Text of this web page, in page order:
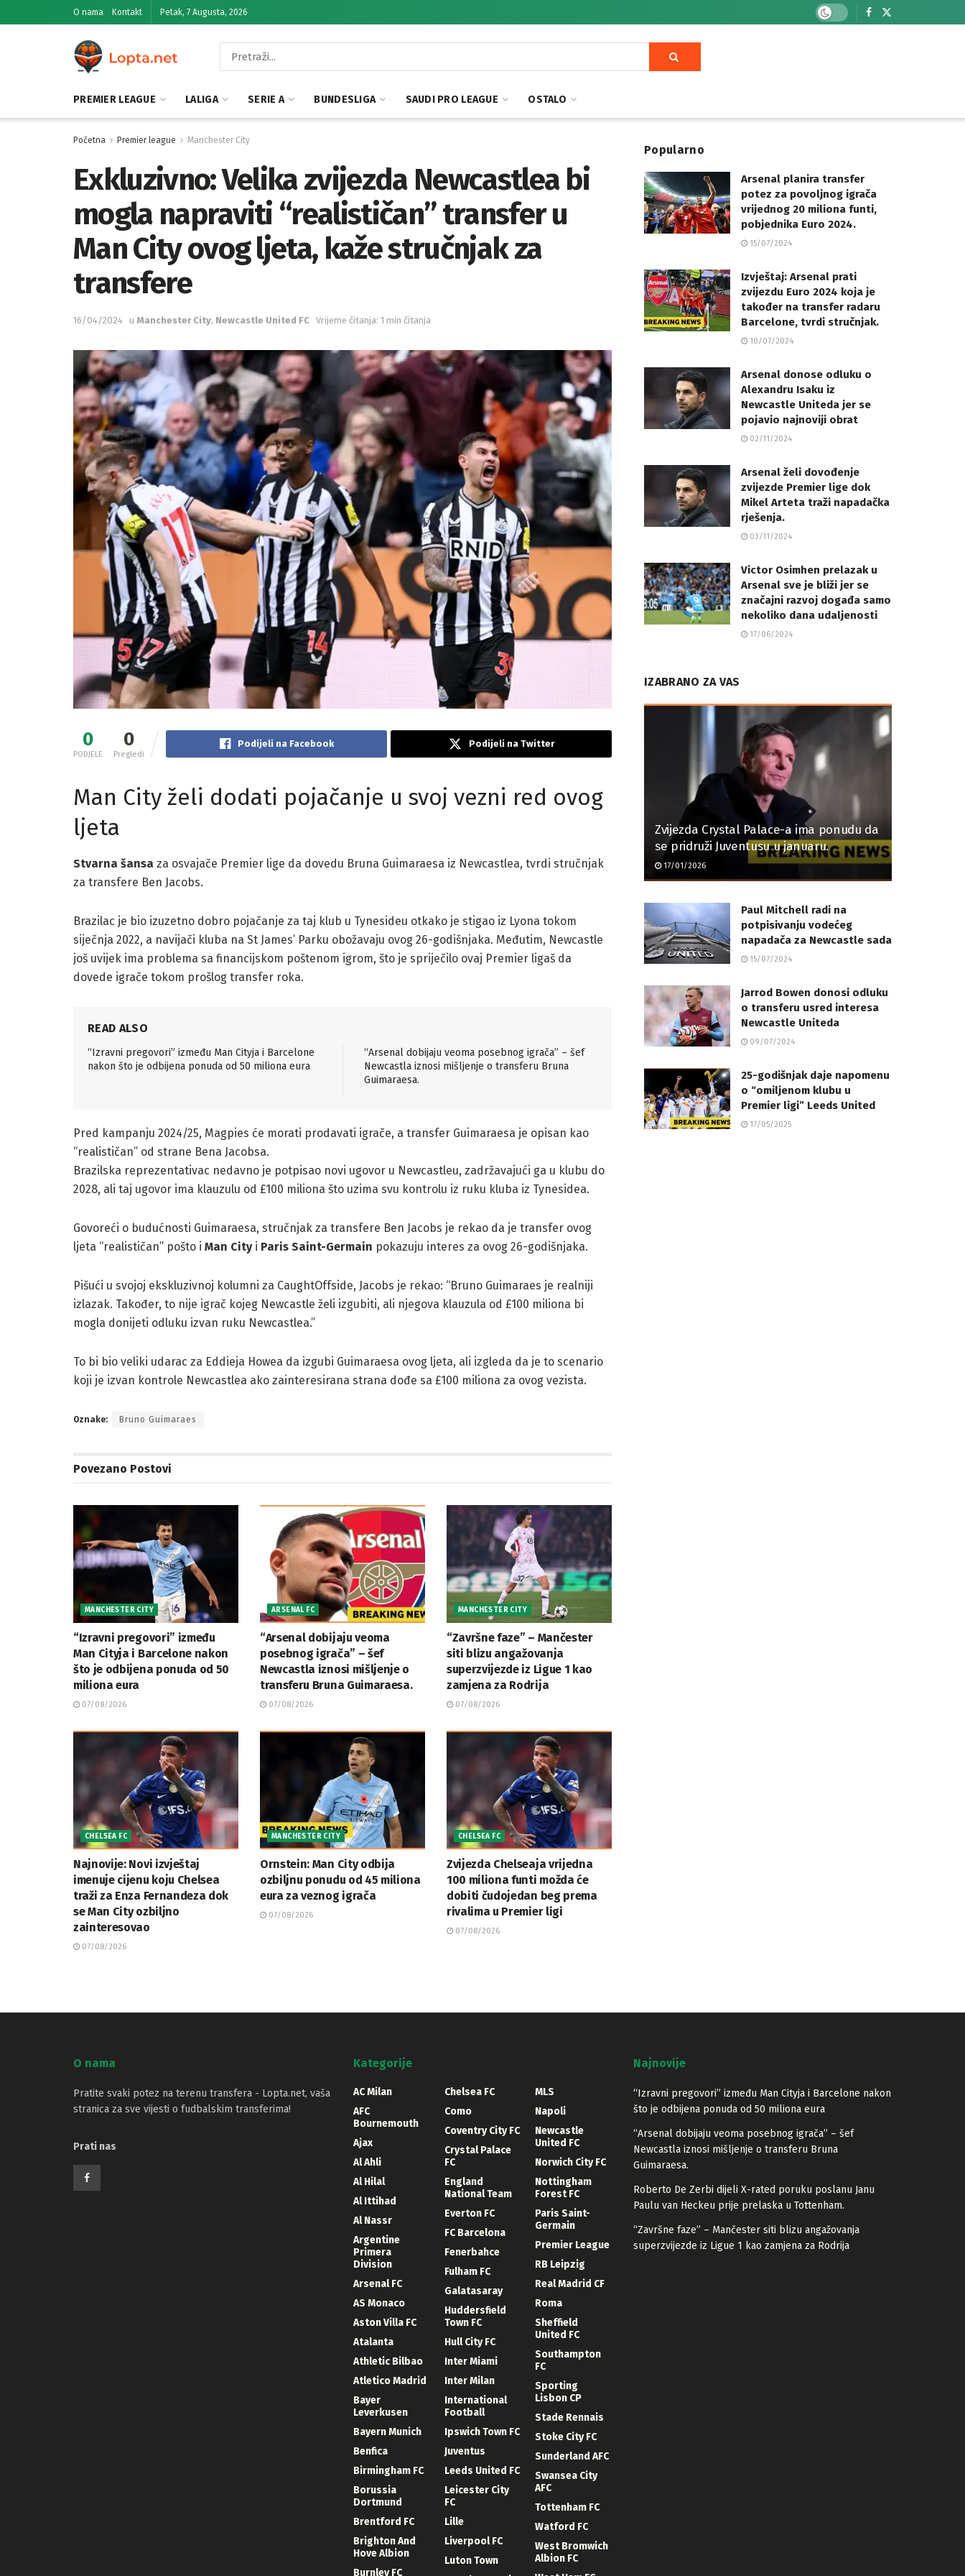
O nama Kontakt Petak, 7 Augusta, 2026
PREMIER LEAGUE LALIGA SERIE A BUNDESLIGA SAUDI PRO LEAGUE OSTALO
Početna Premier league Manchester City
Exkluzivno: Velika zvijezda Newcastlea bi
mogla napraviti “realističan” transfer u
Man City ovog ljeta, kaže stručnjak za
transfere
16/04/2024 u Manchester City, Newcastle United FC Vrijeme čitanja: 1 min čitanja
0
PODJELE
0
Pregledi
Podijeli na Facebook Podijeli na Twitter
Man City želi dodati pojačanje u svoj vezni red ovog
ljeta
Stvarna šansa za osvajače Premier lige da dovedu Bruna Guimaraesa iz Newcastlea, tvrdi stručnjak
za transfere Ben Jacobs.
Brazilac je bio izuzetno dobro pojačanje za taj klub u Tynesideu otkako je stigao iz Lyona tokom
siječnja 2022, a navijači kluba na St James’ Parku obožavaju ovog 26-godišnjaka. Međutim, Newcastle
još uvijek ima problema sa financijskom poštenom igrom, što je spriječilo ovaj Premier ligaš da
dovede igrače tokom prošlog transfer roka.
READ ALSO
“Izravni pregovori” između Man Cityja i Barcelone
nakon što je odbijena ponuda od 50 miliona eura
“Arsenal dobijaju veoma posebnog igrača” – šef
Newcastla iznosi mišljenje o transferu Bruna
Guimaraesa.
Pred kampanju 2024/25, Magpies će morati prodavati igrače, a transfer Guimaraesa je opisan kao
“realističan” od strane Bena Jacobsa.
Brazilska reprezentativac nedavno je potpisao novi ugovor u Newcastleu, zadržavajući ga u klubu do
2028, ali taj ugovor ima klauzulu od £100 miliona što uzima svu kontrolu iz ruku kluba iz Tynesidea.
Govoreći o budućnosti Guimaraesa, stručnjak za transfere Ben Jacobs je rekao da je transfer ovog
ljeta “realističan” pošto i Man Cityi Paris Saint-Germain pokazuju interes za ovog 26-godišnjaka.
Pišući u svojoj ekskluzivnoj kolumni za CaughtOffside, Jacobs je rekao: “Bruno Guimaraes je realniji
izlazak. Također, to nije igrač kojeg Newcastle želi izgubiti, ali njegova klauzula od £100 miliona bi
mogla donijeti odluku izvan ruku Newcastlea.”
To bi bio veliki udarac za Eddieja Howea da izgubi Guimaraesa ovog ljeta, ali izgleda da je to scenario
koji je izvan kontrole Newcastlea ako zainteresirana strana dođe sa £100 miliona za ovog vezista.
Oznake: Bruno Guimaraes
Povezano Postovi
MANCHESTER CITY
“Izravni pregovori” između
Man Cityja i Barcelone nakon
što je odbijena ponuda od 50
miliona eura
07/08/2026
ARSENAL FC
“Arsenal dobijaju veoma
posebnog igrača” – šef
Newcastla iznosi mišljenje o
transferu Bruna Guimaraesa.
07/08/2026
MANCHESTER CITY
“Završne faze” – Mančester
siti blizu angažovanja
superzvijezde iz Ligue 1 kao
zamjena za Rodrija
07/08/2026
CHELSEA FC
Najnovije: Novi izvještaj
imenuje cijenu koju Chelsea
traži za Enza Fernandeza dok
se Man City ozbiljno
zainteresovao
07/08/2026
MANCHESTER CITY
Ornstein: Man City odbija
ozbiljnu ponudu od 45 miliona
eura za veznog igrača
07/08/2026
CHELSEA FC
Zvijezda Chelseaja vrijedna
100 miliona funti možda će
dobiti čudojedan beg prema
rivalima u Premier ligi
07/08/2026
Popularno
Arsenal planira transfer
potez za povoljnog igrača
vrijednog 20 miliona funti,
pobjednika Euro 2024.
15/07/2024
Izvještaj: Arsenal prati
zvijezdu Euro 2024 koja je
također na transfer radaru
Barcelone, tvrdi stručnjak.
10/07/2024
Arsenal donose odluku o
Alexandru Isaku iz
Newcastle Uniteda jer se
pojavio najnoviji obrat
02/11/2024
Arsenal želi dovođenje
zvijezde Premier lige dok
Mikel Arteta traži napadačka
rješenja.
03/11/2024
Victor Osimhen prelazak u
Arsenal sve je bliži jer se
značajni razvoj događa samo
nekoliko dana udaljenosti
17/06/2024
IZABRANO ZA VAS
Zvijezda Crystal Palace-a ima ponudu da
se pridruži Juventusu u januaru.
17/01/2026
Paul Mitchell radi na
potpisivanju vodećeg
napadača za Newcastle sada
15/07/2024
Jarrod Bowen donosi odluku
o transferu usred interesa
Newcastle Uniteda
09/07/2024
25-godišnjak daje napomenu
o “omiljenom klubu u
Premier ligi” Leeds United
17/05/2025
O nama
Pratite svaki potez na terenu transfera - Lopta.net, vaša
stranica za sve vijesti o fudbalskim transferima!
Prati nas
Kategorije
AC Milan
AFC
Bournemouth
Ajax
Al Ahli
Al Hilal
Al Ittihad
Al Nassr
Argentine
Primera
Division
Arsenal FC
AS Monaco
Aston Villa FC
Atalanta
Athletic Bilbao
Atletico Madrid
Bayer
Leverkusen
Bayern Munich
Benfica
Birmingham FC
Borussia
Dortmund
Brentford FC
Brighton And
Hove Albion
Burnley FC
Chelsea FC
Como
Coventry City FC
Crystal Palace
FC
England
National Team
Everton FC
FC Barcelona
Fenerbahce
Fulham FC
Galatasaray
Huddersfield
Town FC
Hull City FC
Inter Miami
Inter Milan
International
Football
Ipswich Town FC
Juventus
Leeds United FC
Leicester City
FC
Lille
Liverpool FC
Luton Town
MLS
Napoli
Newcastle
United FC
Norwich City FC
Nottingham
Forest FC
Paris Saint-
Germain
Premier League
RB Leipzig
Real Madrid CF
Roma
Sheffield
United FC
Southampton
FC
Sporting
Lisbon CP
Stade Rennais
Stoke City FC
Sunderland AFC
Swansea City
AFC
Tottenham FC
Watford FC
West Bromwich
Albion FC
Najnovije
“Izravni pregovori” između Man Cityja i Barcelone nakon
što je odbijena ponuda od 50 miliona eura
“Arsenal dobijaju veoma posebnog igrača” – šef
Newcastla iznosi mišljenje o transferu Bruna
Guimaraesa.
Roberto De Zerbi dijeli X-rated poruku poslanu Janu
Paulu van Heckeu prije prelaska u Tottenham.
“Završne faze” – Mančester siti blizu angažovanja
superzvijezde iz Ligue 1 kao zamjena za Rodrija